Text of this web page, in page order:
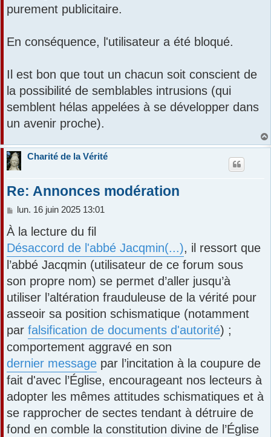
purement publicitaire.
En conséquence, l'utilisateur a été bloqué.
Il est bon que tout un chacun soit conscient de
la possibilité de semblables intrusions (qui
semblent hélas appelées à se développer dans
un avenir proche).
Charité de la Vérité
Re: Annonces modération
M
s
s
a
g
lun. 16 juin 2025 13:01
À la lecture du fil
Désaccord de l'abbé Jacqmin(...), il ressort que
l’abbé Jacqmin (utilisateur de ce forum sous
son propre nom) se permet d’aller jusqu’à
utiliser l’altération frauduleuse de la vérité pour
asseoir sa position schismatique (notamment
par falsification de documents d'autorité) ;
comportement aggravé en son
dernier message par l’incitation à la coupure de
fait d'avec l’Église, encourageant nos lecteurs à
adopter les mêmes attitudes schismatiques et à
se rapprocher de sectes tendant à détruire de
fond en comble la constitution divine de l’Église